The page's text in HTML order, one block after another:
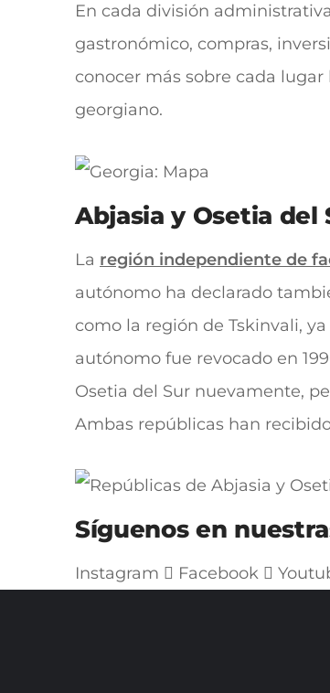
En cada división
gastronómico, compras,
conocer más sobre cada
georgiano.
Abjasia y Osetia del
La región independiente de
autónomo ha declarado
como la región de Tskinvali,
autónomo fue revocado en
Osetia del Sur nuevamente,
Ambas repúblicas han
Síguenos en
Instagram Facebook